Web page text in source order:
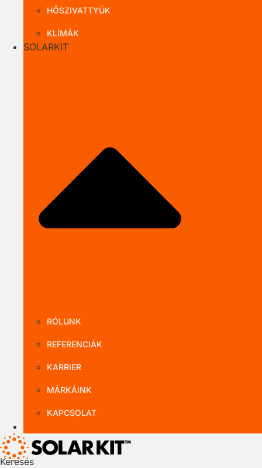
HŐSZIVATTYÚK
KLÍMÁK
SOLARKIT
RÓLUNK
REFERENCIÁK
KARRIER
MÁRKÁINK
KAPCSOLAT
Keresés